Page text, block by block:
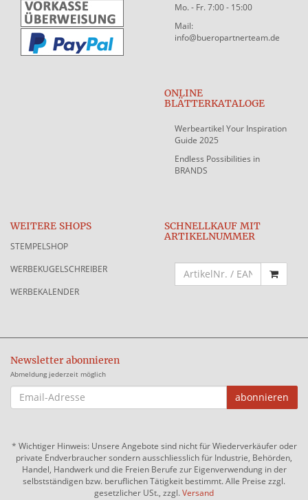
Mo. - Fr. 7:00 - 15:00
Mail:
info@bueropartnerteam.de
ONLINE
BLÄTTERKATALOGE
Werbeartikel Your Inspiration
Guide 2025
Endless Possibilities in
BRANDS
WEITERE SHOPS
STEMPELSHOP
WERBEKUGELSCHREIBER
WERBEKALENDER
SCHNELLKAUF MIT
ARTIKELNUMMER
Newsletter abonnieren
Abmeldung jederzeit möglich
EMAIL-
ADRESSE
abonnieren
* Wichtiger Hinweis: Unsere Angebote sind nicht für Wiederverkäufer oder
private Endverbraucher sondern ausschliesslich für Industrie, Behörden,
Handel, Handwerk und die Freien Berufe zur Eigenverwendung in der
selbstständigen bzw. beruflichen Tätigkeit bestimmt. Alle Preise zzgl.
gesetzlicher USt., zzgl.Versand